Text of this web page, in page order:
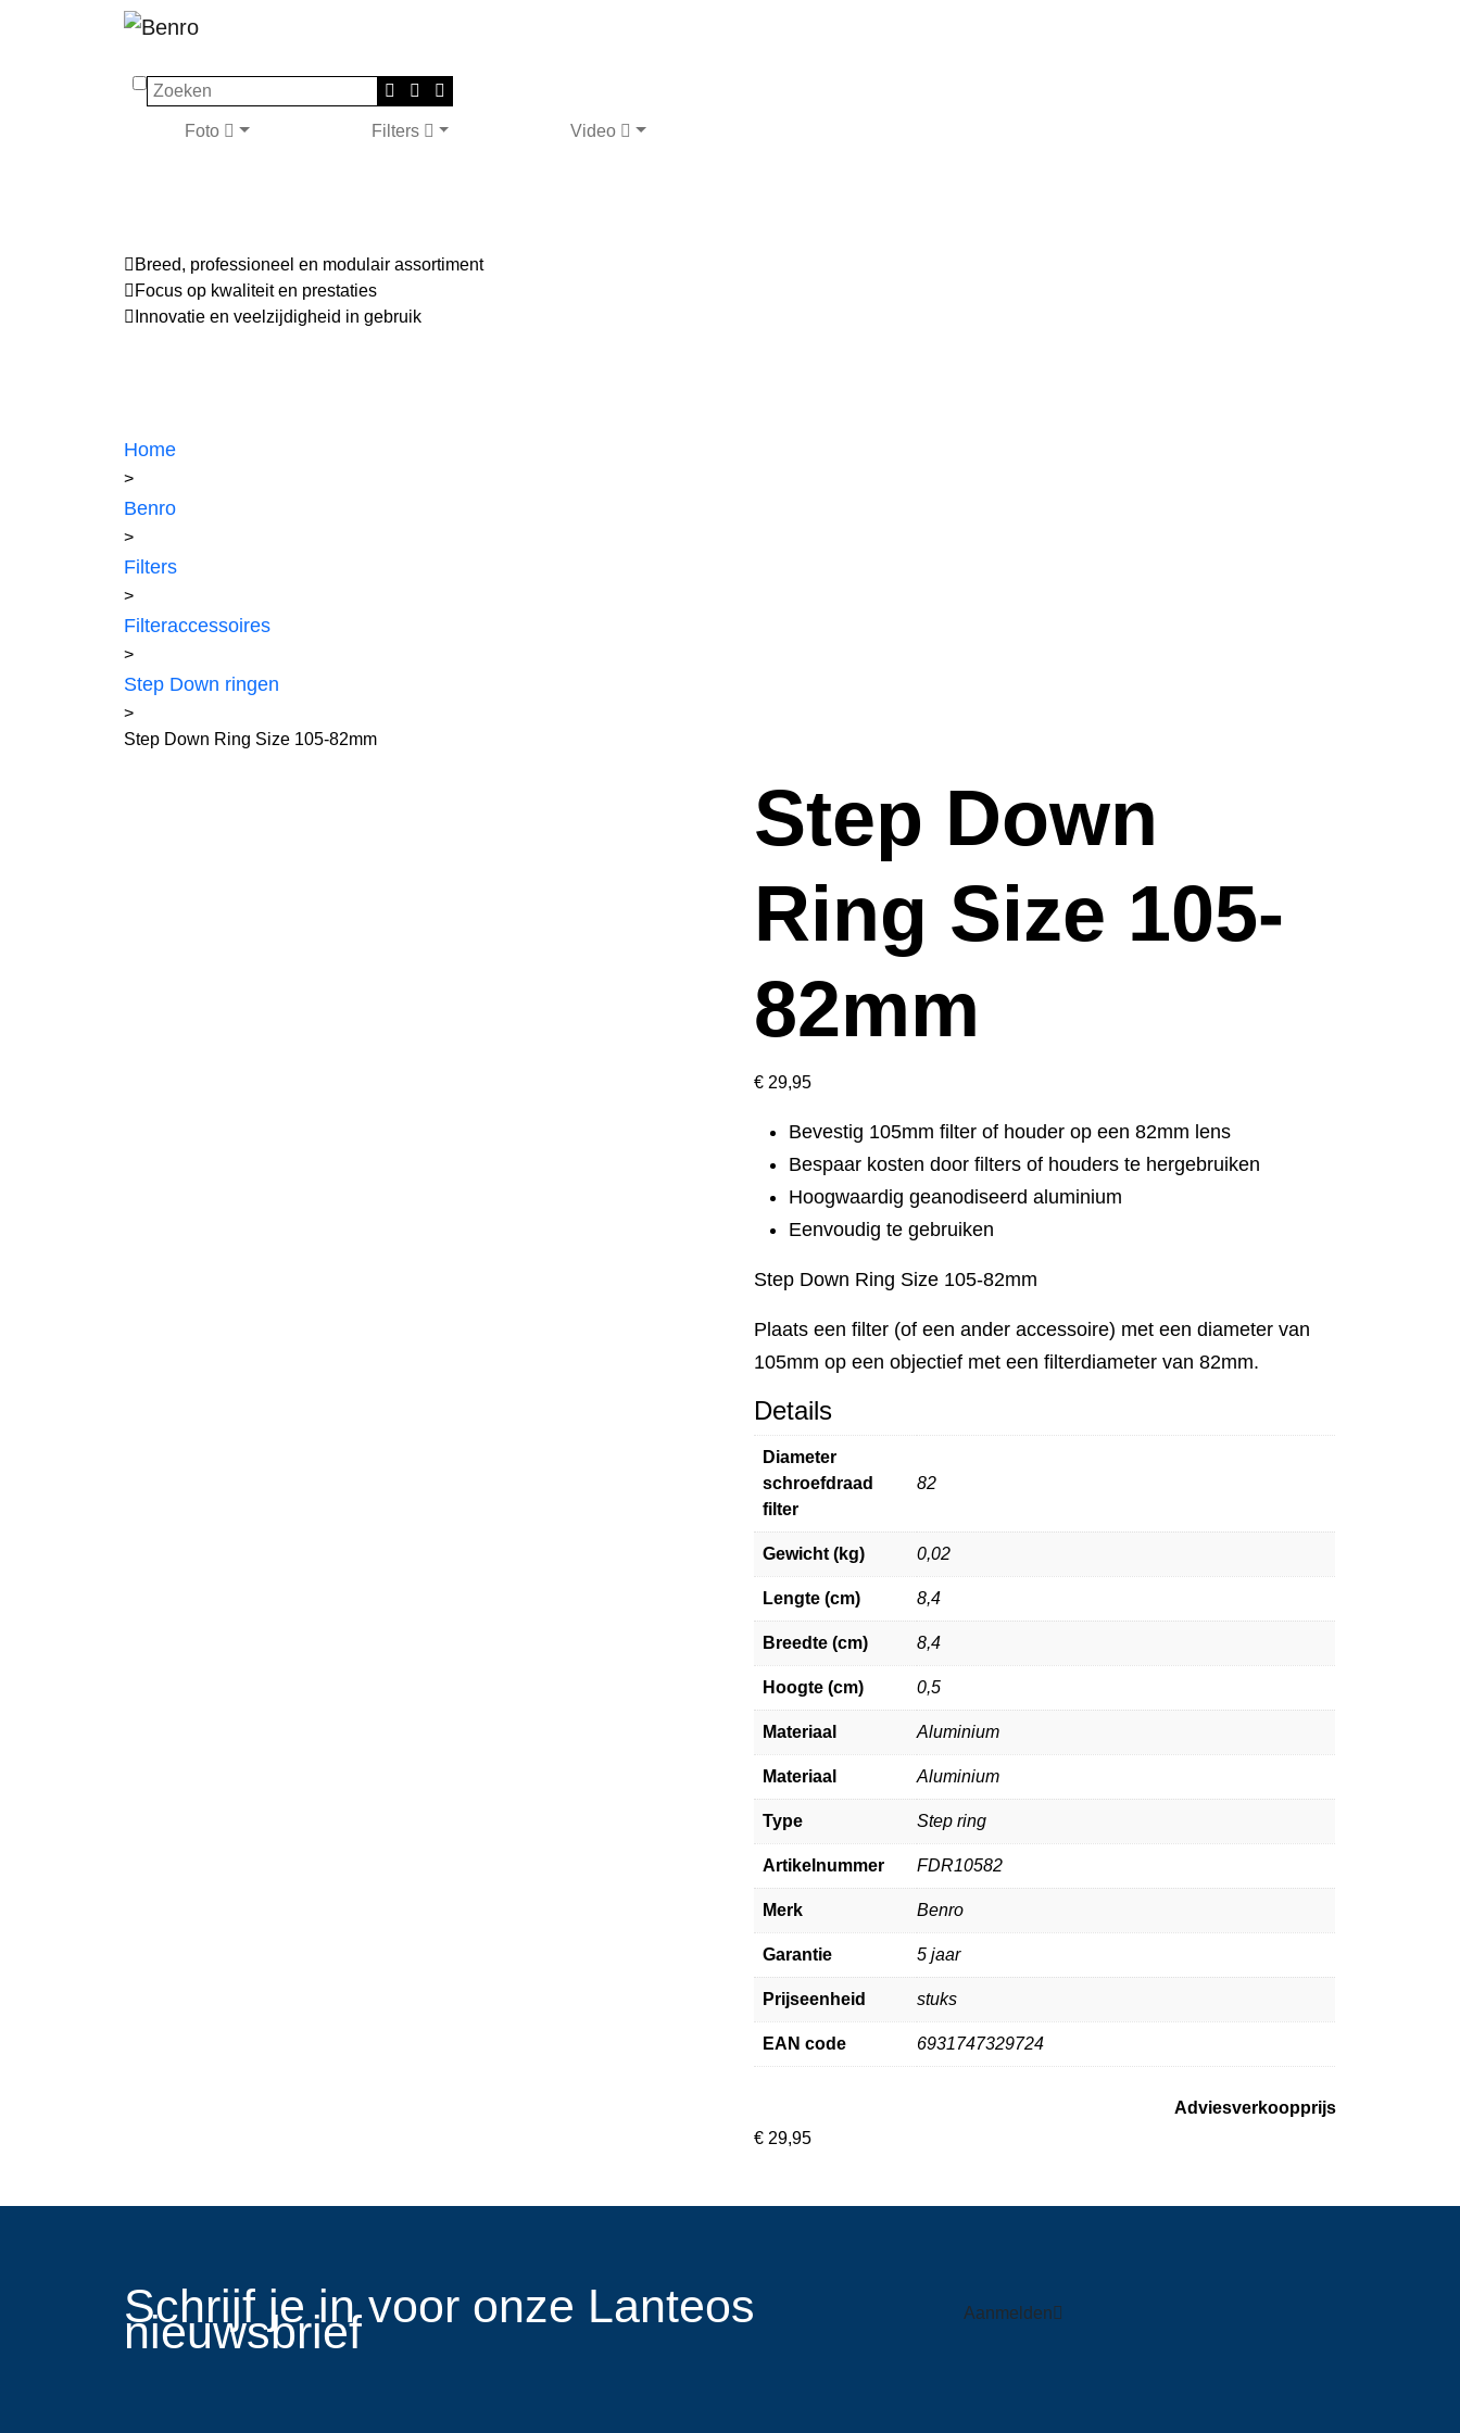
Zoeken
Foto Filters Video
Breed, professioneel en modulair assortiment
Focus op kwaliteit en prestaties
Innovatie en veelzijdigheid in gebruik
Home
>
Benro
>
Filters
>
Filteraccessoires
>
Step Down ringen
>
Step Down Ring Size 105-82mm
Step Down
Ring Size 105-
82mm
€ 29,95
Bevestig 105mm filter of houder op een 82mm lens
Bespaar kosten door filters of houders te hergebruiken
Hoogwaardig geanodiseerd aluminium
Eenvoudig te gebruiken
Step Down Ring Size 105-82mm
Plaats een filter (of een ander accessoire) met een diameter van
105mm op een objectief met een filterdiameter van 82mm.
Details
Diameter
schroefdraad
filter
82
Gewicht (kg) 0,02
Lengte (cm) 8,4
Breedte (cm) 8,4
Hoogte (cm) 0,5
Materiaal Aluminium
Materiaal Aluminium
Type Step ring
Artikelnummer FDR10582
Merk Benro
Garantie 5 jaar
Prijseenheid stuks
EAN code 6931747329724
Adviesverkoopprijs
€ 29,95
​Schrijf je in voor onze Lanteos
nieuwsbrief Aanmelden